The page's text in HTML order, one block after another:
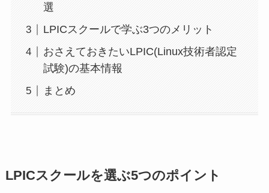
選
LPICスクールで学ぶ3つのメリット
おさえておきたいLPIC(Linux技術者認定
試験)の基本情報
まとめ
LPICスクールを選ぶ5つのポイント